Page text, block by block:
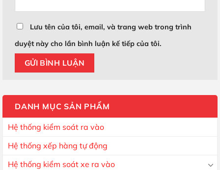
Lưu tên của tôi, email, và trang web trong trình
duyệt này cho lần bình luận kế tiếp của tôi.
DANH MỤC SẢN PHẨM
Hệ thống kiểm soát ra vào
Hệ thống xếp hàng tự động
Hệ thống kiểm soát xe ra vào